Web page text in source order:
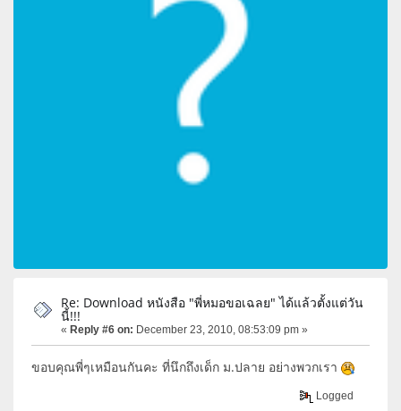
Re: Download หนังสือ "พี่หมอขอเฉลย" ได้แล้วตั้งแต่วัน
นี้!!!
« Reply #6 on: December 23, 2010, 08:53:09 pm »
ขอบคุณพี่ๆเหมือนกันคะ ที่นึกถึงเด็ก ม.ปลาย อย่างพวกเรา
Logged